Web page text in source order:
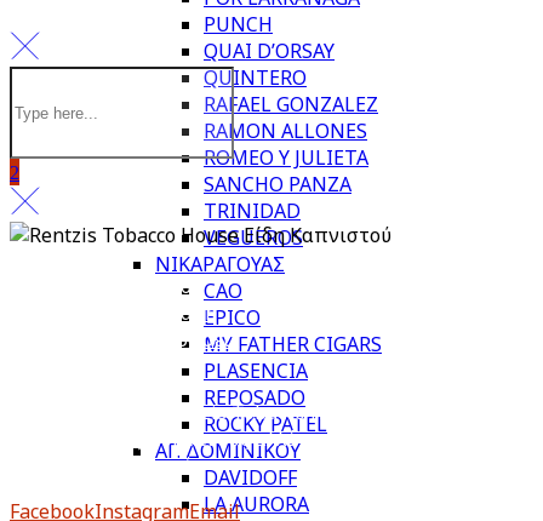
PUNCH
QUAI D’ORSAY
QUINTERO
RAFAEL GONZALEZ
RAMON ALLONES
ROMEO Y JULIETA
SANCHO PANZA
TRINIDAD
VEGUEROS
ΝΙΚΑΡΑΓΟΥΑΣ
CAO
EPICO
MY FATHER CIGARS
PLASENCIA
REPOSADO
ROCKY PATEL
ΑΓ. ΔΟΜΙΝΙΚΟΥ
DAVIDOFF
LA AURORA
Πολιτική απορρήτου
Πληρωμή & Παραλαβή
Επιστροφές & Ακυρώσεις
Από το 1983, το Rentzis Tobacco House είναι ιστορικό
στέκι για τους μυημένους αλλά και για τους νέους
λάτρεις του καπνού.
FacebookInstagramEmail